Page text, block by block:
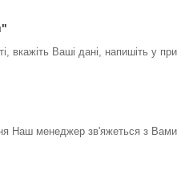
вкажіть Ваші дані, напишіть у
Наш менеджер зв'яжеться з